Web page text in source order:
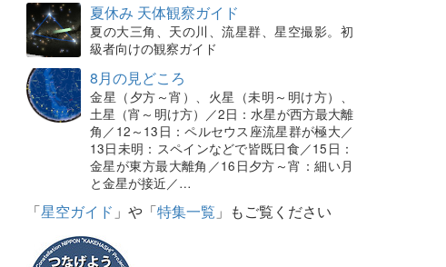
夏休み 天体観察ガイド
夏の大三角、天の川、流星群、星空撮影。初
級者向けの観察ガイド
8月の見どころ
金星（夕方～宵）、火星（未明～明け方）、
土星（宵～明け方）／2日：水星が西方最大離
角／12～13日：ペルセウス座流星群が極大／
13日未明：スペインなどで皆既日食／15日：
金星が東方最大離角／16日夕方～宵：細い月
と金星が接近／…
「星空ガイド 」や「特集一覧 」もご覧ください